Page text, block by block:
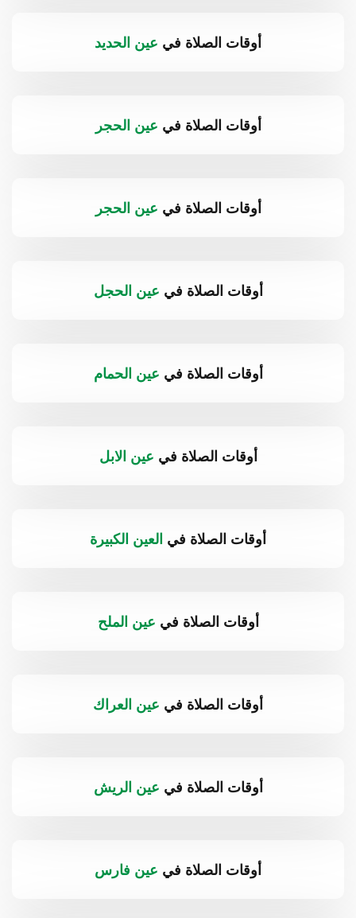
أوقات الصلاة في عين الحديد
أوقات الصلاة في عين الحجر
أوقات الصلاة في عين الحجر
أوقات الصلاة في عين الحجل
أوقات الصلاة في عين الحمام
أوقات الصلاة في عين الابل
أوقات الصلاة في العين الكبيرة
أوقات الصلاة في عين الملح
أوقات الصلاة في عين العراك
أوقات الصلاة في عين الريش
أوقات الصلاة في عين فارس